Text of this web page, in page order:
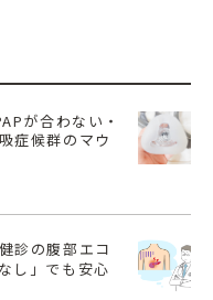
が合わない・
症候群のマウ
診の腹部エコ
し」でも安心